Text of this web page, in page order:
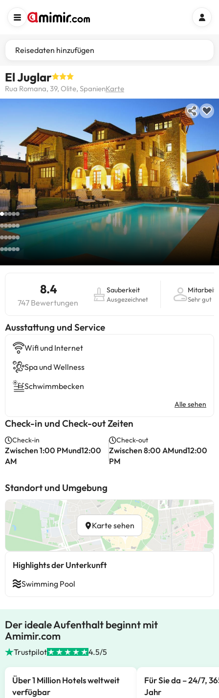
Reisedaten hinzufügen
El Juglar
Rua Romana, 39, Olite, SpanienKarte
8.4
747 Bewertungen
Sauberkeit
Ausgezeichnet Sehr gut
​Ausstattung und Service
Wifi und Internet
Spa und Wellness
Schwimmbecken
Alle sehen
Check-in und Check-out Zeiten
Check-in
Zwischen 1:00 PMund12:00
AM
Check-out
Zwischen 8:00 AMund12:00
PM
Standort und Umgebung
Karte sehen
Highlights der Unterkunft
Swimming Pool
Der ideale Aufenthalt beginnt mit
Amimir.com
Trustpilot 4.5/5
Über 1 Million Hotels weltweit
verfügbar
Für Sie da – 24/7,
Jahr